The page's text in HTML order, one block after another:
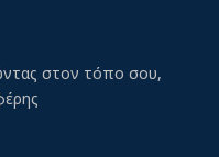
στον τόπο σου,